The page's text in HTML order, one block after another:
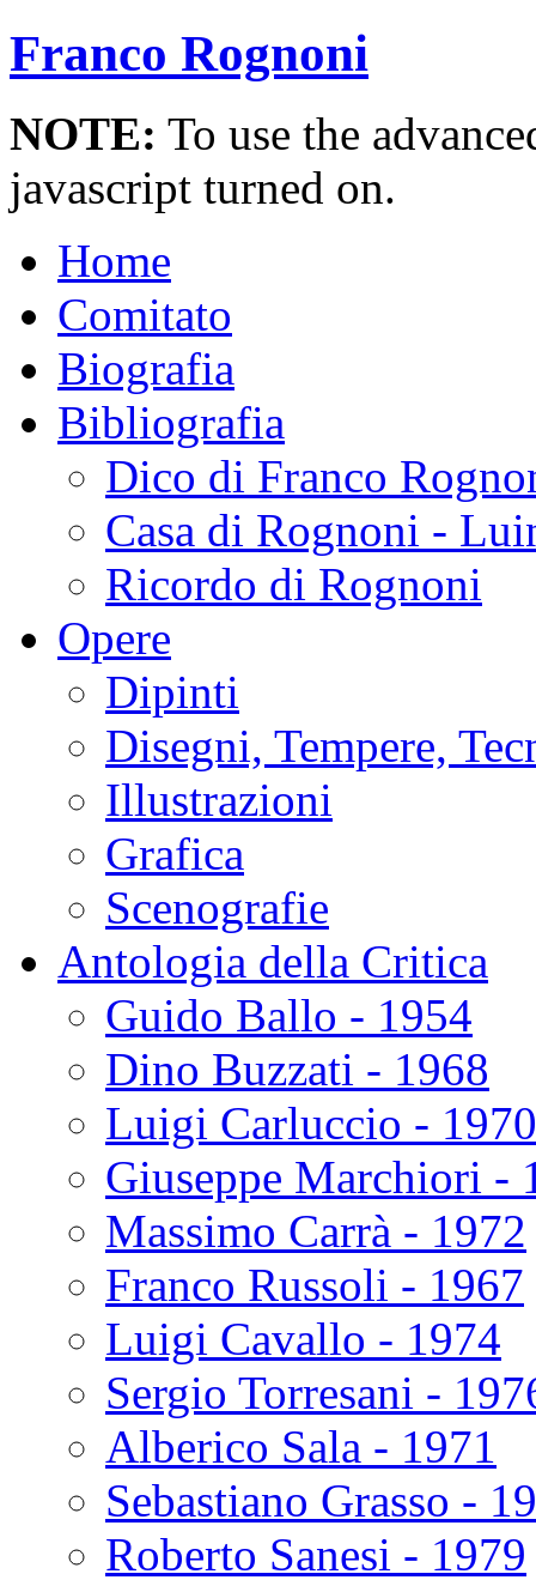
Franco Rognoni
NOTE: To use the
javascript turned on.
Home
Comitato
Biografia
Bibliografia
Dico di Franco
Casa di Rognoni -
Ricordo di Rognoni
Opere
Dipinti
Disegni, Tempere,
Illustrazioni
Grafica
Scenografie
Antologia della Critica
Guido Ballo - 1954
Dino Buzzati - 1968
Luigi Carluccio - 1970
Giuseppe Marchiori -
Massimo Carrà - 1972
Franco Russoli - 1967
Luigi Cavallo - 1974
Sergio Torresani -
Alberico Sala - 1971
Sebastiano Grasso -
Roberto Sanesi - 1979